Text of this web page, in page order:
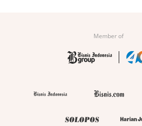
Member of